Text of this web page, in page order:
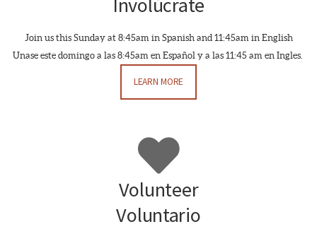
Join us this Sunday at 8:45am in Spanish and 11:45am in English
Unase este domingo a las 8:45am en Español y a las 11:45 am en Ingles.
LEARN MORE
Heart
Volunteer
Voluntario